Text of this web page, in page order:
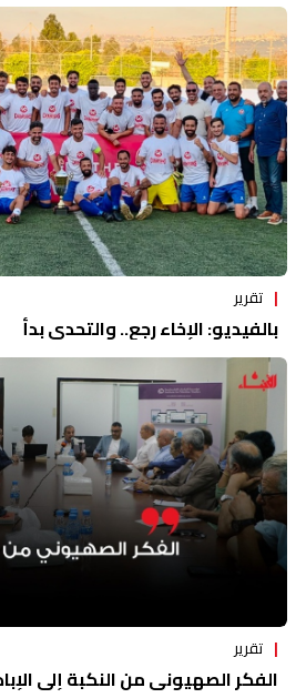
تقرير
بالفيديو: الإخاء رجع.. والتحدي بدأ
تقرير
الفكر الصهيوني من النكبة إلى